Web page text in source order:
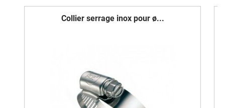
Collier serrage inox pour ø...